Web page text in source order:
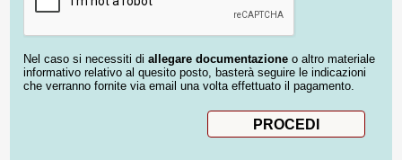
Nel caso si necessiti di allegare documentazione o altro materiale
informativo relativo al quesito posto, basterà seguire le indicazioni
che verranno fornite via email una volta effettuato il pagamento.